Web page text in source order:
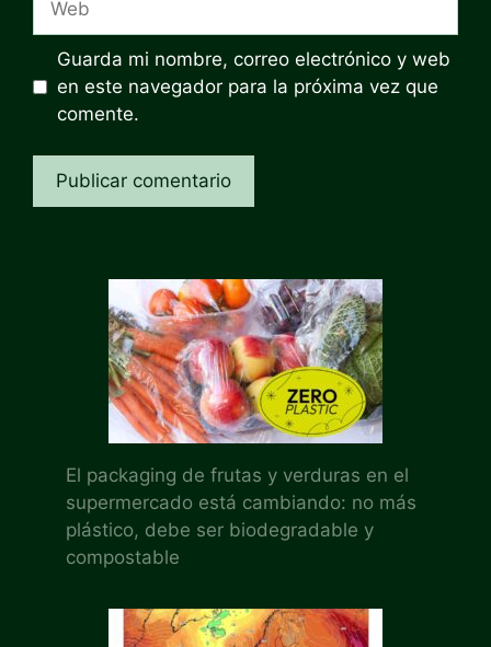
Guarda mi nombre, correo electrónico y web
en este navegador para la próxima vez que
comente.
El packaging de frutas y verduras en el
supermercado está cambiando: no más
plástico, debe ser biodegradable y
compostable